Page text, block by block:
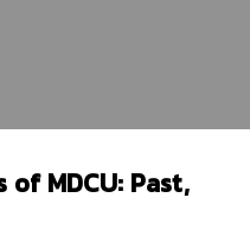
MDCU: Past,